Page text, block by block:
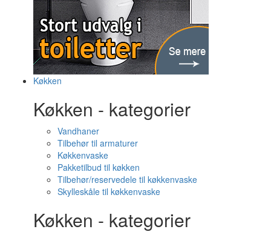
Køkken
Køkken - kategorier
Vandhaner
Tilbehør til armaturer
Køkkenvaske
Pakketilbud til køkken
Tilbehør/reservedele til køkkenvaske
Skylleskåle til køkkenvaske
Køkken - kategorier